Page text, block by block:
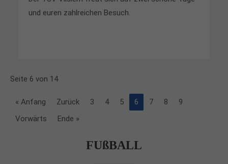
und euren zahlreichen Besuch.
Seite 6 von 14
« Anfang Zurück 3 4 5 6 7 8
9
Vorwärts
Ende »
FUßBALL